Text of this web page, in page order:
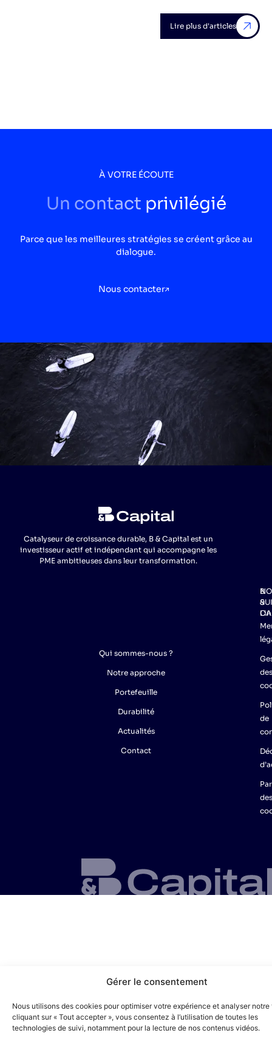
Gérer le consentement
Nous utilisons des cookies pour optimiser votre expérience et analyser notre
cliquant sur « Tout accepter », vous consentez à l’utilisation de toutes les
technologies de suivi, notamment pour la lecture de nos contenus vidéos.
Lire plus d'articles
À VOTRE ÉCOUTE
Un contact privilégié
Parce que les meilleures stratégies se créent grâce au
dialogue.
Nous contacter
Catalyseur de croissance durable, B & Capital est un
investisseur actif et indépendant qui accompagne les
PME ambitieuses dans leur transformation.
Qui sommes-nous ?
Notre approche
Portefeuille
Durabilité
Actualités
Contact
B
&
des
de
des